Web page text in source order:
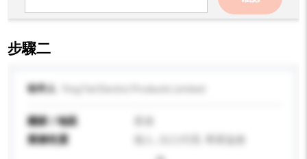
步驟二
收件人
國家 / 地區
業務性質